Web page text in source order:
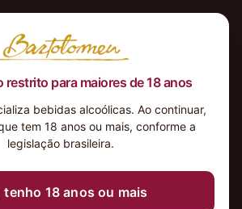
restrito para maiores de 18 anos
bebidas alcoólicas. Ao continuar,
tem 18 anos ou mais, conforme a
legislação brasileira.
tenho 18 anos ou mais